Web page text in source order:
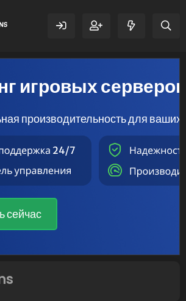
игровых серверов
производительность для ваших
сейчас